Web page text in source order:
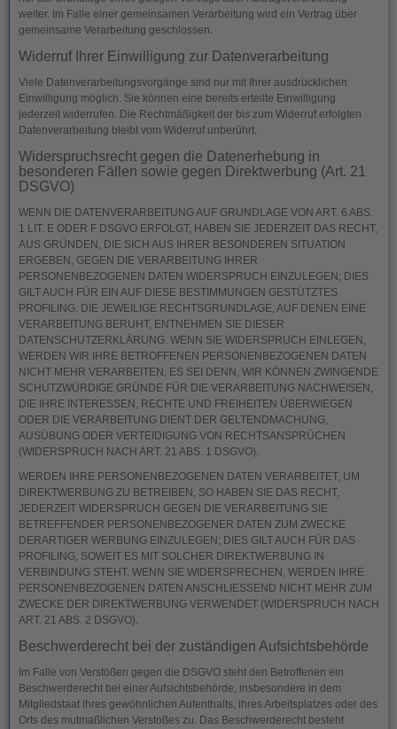
weiter. Im Falle einer gemeinsamen Verarbeitung wird ein Vertrag über
gemeinsame Verarbeitung geschlossen.
Widerruf Ihrer Einwilligung zur Datenverarbeitung
Viele Datenverarbeitungsvorgänge sind nur mit Ihrer ausdrücklichen
Einwilligung möglich. Sie können eine bereits erteilte Einwilligung
jederzeit widerrufen. Die Rechtmäßigkeit der bis zum Widerruf erfolgten
Datenverarbeitung bleibt vom Widerruf unberührt.
Widerspruchsrecht gegen die Datenerhebung in
besonderen Fällen sowie gegen Direktwerbung (Art. 21
DSGVO)
WENN DIE DATENVERARBEITUNG AUF GRUNDLAGE VON ART. 6 ABS.
1 LIT. E ODER F DSGVO ERFOLGT, HABEN SIE JEDERZEIT DAS RECHT,
AUS GRÜNDEN, DIE SICH AUS IHRER BESONDEREN SITUATION
ERGEBEN, GEGEN DIE VERARBEITUNG IHRER
PERSONENBEZOGENEN DATEN WIDERSPRUCH EINZULEGEN; DIES
GILT AUCH FÜR EIN AUF DIESE BESTIMMUNGEN GESTÜTZTES
PROFILING. DIE JEWEILIGE RECHTSGRUNDLAGE, AUF DENEN EINE
VERARBEITUNG BERUHT, ENTNEHMEN SIE DIESER
DATENSCHUTZERKLÄRUNG. WENN SIE WIDERSPRUCH EINLEGEN,
WERDEN WIR IHRE BETROFFENEN PERSONENBEZOGENEN DATEN
NICHT MEHR VERARBEITEN, ES SEI DENN, WIR KÖNNEN ZWINGENDE
SCHUTZWÜRDIGE GRÜNDE FÜR DIE VERARBEITUNG NACHWEISEN,
DIE IHRE INTERESSEN, RECHTE UND FREIHEITEN ÜBERWIEGEN
ODER DIE VERARBEITUNG DIENT DER GELTENDMACHUNG,
AUSÜBUNG ODER VERTEIDIGUNG VON RECHTSANSPRÜCHEN
(WIDERSPRUCH NACH ART. 21 ABS. 1 DSGVO).
WERDEN IHRE PERSONENBEZOGENEN DATEN VERARBEITET, UM
DIREKTWERBUNG ZU BETREIBEN, SO HABEN SIE DAS RECHT,
JEDERZEIT WIDERSPRUCH GEGEN DIE VERARBEITUNG SIE
BETREFFENDER PERSONENBEZOGENER DATEN ZUM ZWECKE
DERARTIGER WERBUNG EINZULEGEN; DIES GILT AUCH FÜR DAS
PROFILING, SOWEIT ES MIT SOLCHER DIREKTWERBUNG IN
VERBINDUNG STEHT. WENN SIE WIDERSPRECHEN, WERDEN IHRE
PERSONENBEZOGENEN DATEN ANSCHLIESSEND NICHT MEHR ZUM
ZWECKE DER DIREKTWERBUNG VERWENDET (WIDERSPRUCH NACH
ART. 21 ABS. 2 DSGVO).
Beschwerde­recht bei der zuständigen Aufsichts­behörde
Im Falle von Verstößen gegen die DSGVO steht den Betroffenen ein
Beschwerderecht bei einer Aufsichtsbehörde, insbesondere in dem
Mitgliedstaat ihres gewöhnlichen Aufenthalts, ihres Arbeitsplatzes oder des
Orts des mutmaßlichen Verstoßes zu. Das Beschwerderecht besteht